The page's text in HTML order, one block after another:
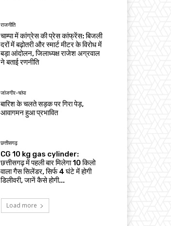
राजनीति
चाम्पा में कांग्रेस की प्रेस कांफ्रेंस: बिजली
दरों में बढ़ोतरी और स्मार्ट मीटर के विरोध में
बड़ा आंदोलन, जिलाध्यक्ष राजेश अग्रवाल
ने बताई रणनीति
जांजगीर-चांपा
बारिश के चलते सड़क पर गिरा पेड़,
आवागमन हुआ प्रभावित
छत्तीसगढ़
CG 10 kg gas cylinder:
छत्तीसगढ़ में पहली बार मिलेगा 10 किलो
वाला गैस सिलेंडर, सिर्फ 4 घंटे में होगी
डिलीवरी, जानें कैसे होगी...
Load more